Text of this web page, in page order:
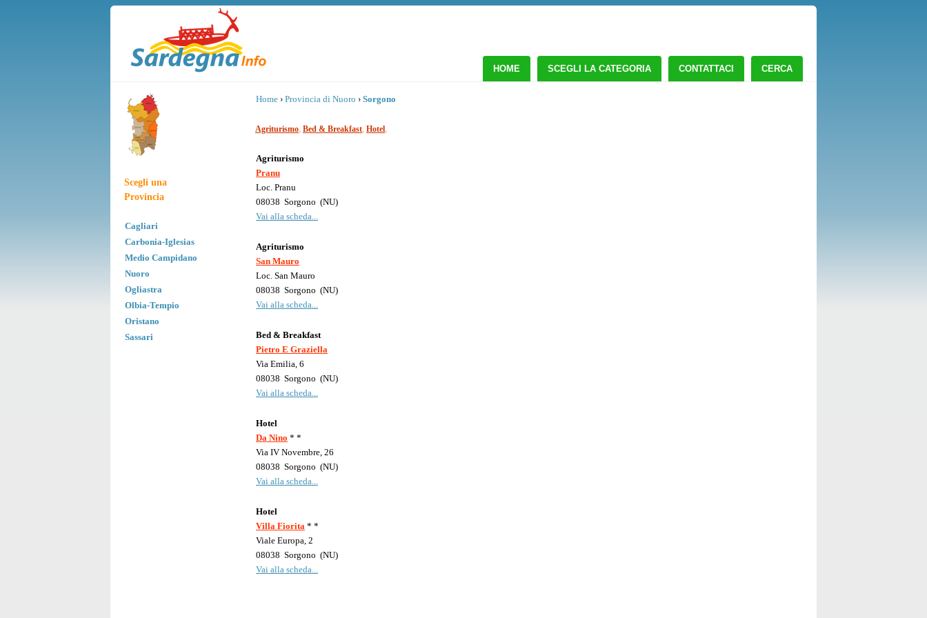
HOME SCEGLI LA CATEGORIA CONTATTACI CERCA
Scegli una
Provincia
Cagliari
Carbonia-Iglesias
Medio Campidano
Nuoro
Ogliastra
Olbia-Tempio
Oristano
Sassari
Home › Provincia di Nuoro › Sorgono
Agriturismo, Bed & Breakfast, Hotel,
Agriturismo
Pranu
Loc. Pranu
08038 Sorgono (NU)
Vai alla scheda...
Agriturismo
San Mauro
Loc. San Mauro
08038 Sorgono (NU)
Vai alla scheda...
Bed & Breakfast
Pietro E Graziella
Via Emilia, 6
08038 Sorgono (NU)
Vai alla scheda...
Hotel
Da Nino * *
Via IV Novembre, 26
08038 Sorgono (NU)
Vai alla scheda...
Hotel
Villa Fiorita * *
Viale Europa, 2
08038 Sorgono (NU)
Vai alla scheda...